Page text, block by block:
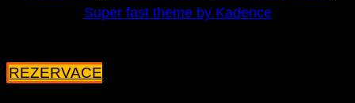
Super fast theme by Kadence
REZERVACE